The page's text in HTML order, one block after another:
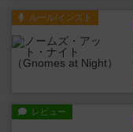
ルール/インスト
レビュー